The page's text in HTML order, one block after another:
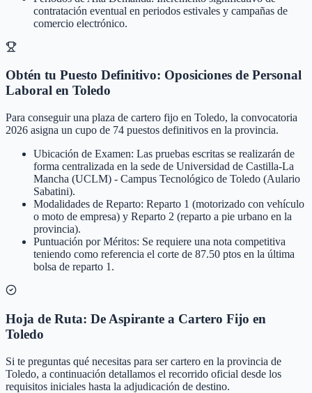
contratación eventual en periodos estivales y campañas de
comercio electrónico.
Obtén tu Puesto Definitivo: Oposiciones de Personal
Laboral en Toledo
Para conseguir una plaza de cartero fijo en Toledo, la convocatoria
2026 asigna un cupo de 74 puestos definitivos en la provincia.
Ubicación de Examen: Las pruebas escritas se realizarán de
forma centralizada en la sede de Universidad de Castilla-La
Mancha (UCLM) - Campus Tecnológico de Toledo (Aulario
Sabatini).
Modalidades de Reparto: Reparto 1 (motorizado con vehículo
o moto de empresa) y Reparto 2 (reparto a pie urbano en la
provincia).
Puntuación por Méritos: Se requiere una nota competitiva
teniendo como referencia el corte de 87.50 ptos en la última
bolsa de reparto 1.
Hoja de Ruta: De Aspirante a Cartero Fijo en
Toledo
Si te preguntas qué necesitas para ser cartero en la provincia de
Toledo, a continuación detallamos el recorrido oficial desde los
requisitos iniciales hasta la adjudicación de destino.